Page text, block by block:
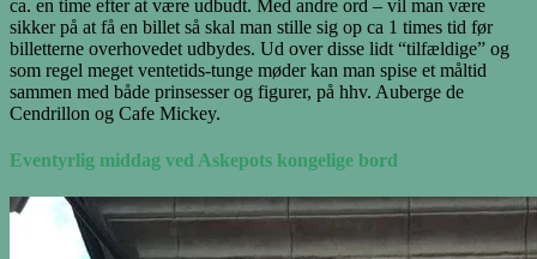
ca. en time efter at være udbudt. Med andre ord – vil man være
sikker på at få en billet så skal man stille sig op ca 1 times tid før
billetterne overhovedet udbydes. Ud over disse lidt “tilfældige” og
som regel meget ventetids-tunge møder kan man spise et måltid
sammen med både prinsesser og figurer, på hhv. Auberge de
Cendrillon og Cafe Mickey.
Eventyrlig middag ved Askepots kongelige bord